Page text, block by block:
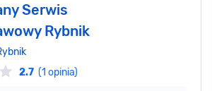
Serwis
Rybnik
2.7 (1 opinia)